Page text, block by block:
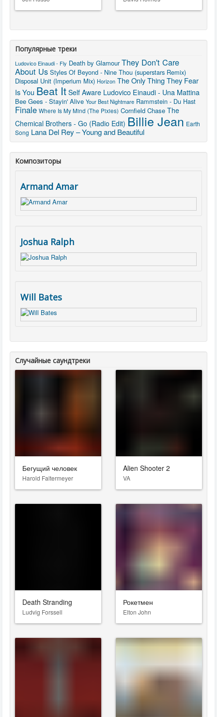
Популярные треки
Ludovico Einaudi - Fly Death by Glamour They Don't Care
About Us Styles Of Beyond - Nine Thou (superstars Remix)
Disposal Unit (Imperium Mix) Horizon The Only Thing They Fear
Is You Beat It Self Aware Ludovico Einaudi - Una Mattina
Bee Gees - Stayin' Alive Your Best Nightmare Rammstein - Du Hast
Finale Where Is My Mind (The Pixies) Cornfield Chase The
Chemical Brothers - Go (Radio Edit) Billie Jean Earth
Song Lana Del Rey – Young and Beautiful
Композиторы
Armand Amar
Joshua Ralph
Will Bates
Случайные саундтреки
Бегущий человек
Harold Faltermeyer
Alien Shooter 2
VA
Death Stranding
Ludvig Forssell
Рокетмен
Elton John